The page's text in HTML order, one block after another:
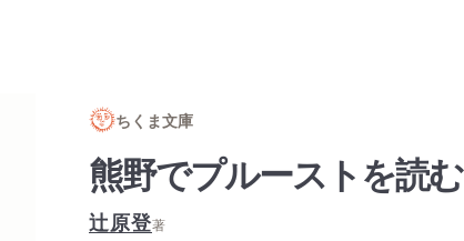
ちくま文庫
熊野でプルーストを読む
辻原登著